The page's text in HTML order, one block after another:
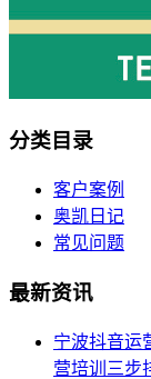
分类目录
客户案例
奥凯日记
常见问题
最新资讯
宁波抖音运
营培训三步